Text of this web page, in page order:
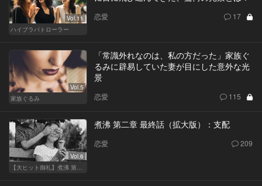
Vol.11
ハイブラパトローラー
恋愛 17
Vol.5
家族ぐるみ
「常識外れなのは、私の方だった」家族ぐ
るみに辟易していた妻が目にした意外な光
景
恋愛 115
Vol.6
煮沸 第二章 最終話（拡大版）：支配
恋愛 209